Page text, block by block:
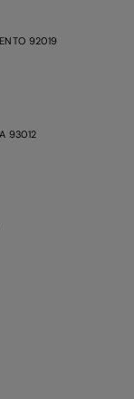
92019
93012